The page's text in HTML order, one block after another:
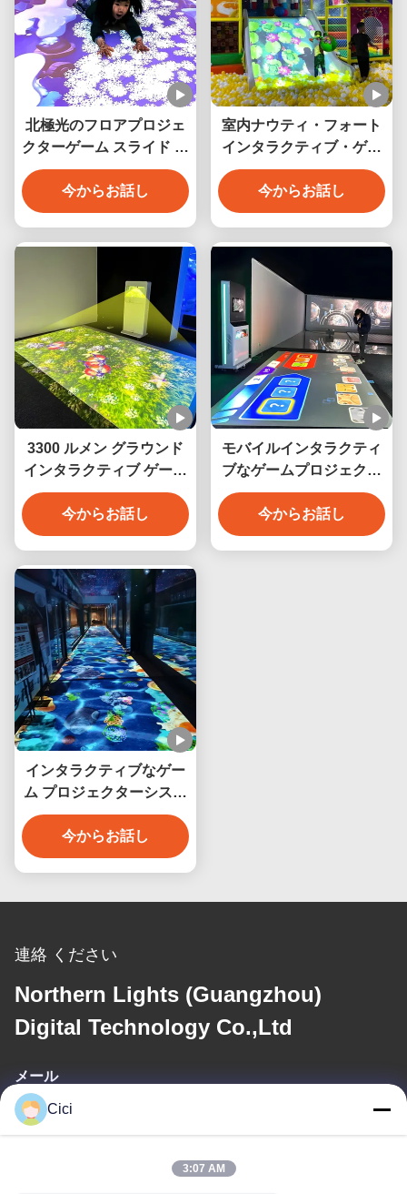
北極光のフロアプロジェ
クターゲーム スライド イ
ンタラクティブなフロア
プロジェクターゲーム
今からお話し
室内ナウティ・フォート
インタラクティブ・ゲー
ム・プロジェクター・シ
ステム 1024*768 解像度
今からお話し
3300 ルメン グラウンド
インタラクティブ ゲーム
プロジェクター キッズ パ
ーク 没入壁
今からお話し
モバイルインタラクティ
ブなゲームプロジェクタ
ーシステム オールインワ
ン ジムナジウム
今からお話し
インタラクティブなゲー
ム プロジェクターシステ
ム 楽しいインタラクティ
ブなフロアゲーム
今からお話し
連絡 ください
Northern Lights (Guangzhou)
Digital Technology Co.,Ltd
メール
sales03@bjgprojection.com
Cici
3:07 AM